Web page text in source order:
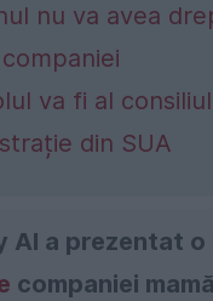
nu va avea
va fi al
din SUA
AI a prezentat o
companiei